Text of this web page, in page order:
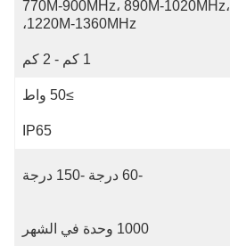
770M-900MHz، 890M-1020MHz،
1220M-1360MHz،
1 كم - 2 كم
≥50 واط
IP65
1000 وحدة في الشهر